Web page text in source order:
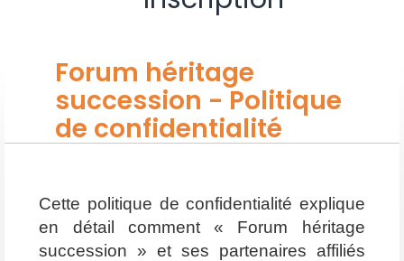
Forum héritage
succession - Politique
de confidentialité
Cette politique de confidentialité explique
en détail comment « Forum héritage
succession » et ses partenaires affiliés